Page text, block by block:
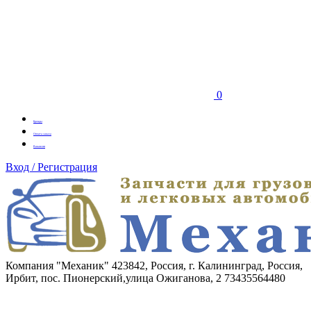
0
Бренды
Оплата заказа
Вакансии
Вход / Регистрация
Компания "Механик" 423842, Россия, г. Калининград, Россия,
Ирбит, пос. Пионерский,улица Ожиганова, 2 73435564480